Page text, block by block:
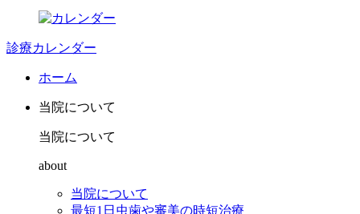
診療カレンダー
ホーム
当院について
当院について
about
当院について
最短1日虫歯や審美の時短治療